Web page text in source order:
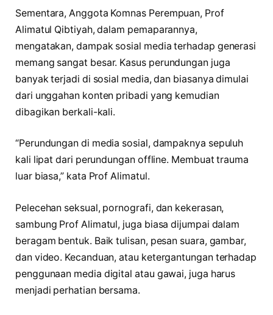
Sementara, Anggota Komnas Perempuan, Prof
Alimatul Qibtiyah, dalam pemaparannya,
mengatakan, dampak sosial media terhadap generasi
memang sangat besar. Kasus perundungan juga
banyak terjadi di sosial media, dan biasanya dimulai
dari unggahan konten pribadi yang kemudian
dibagikan berkali-kali.
“Perundungan di media sosial, dampaknya sepuluh
kali lipat dari perundungan offline. Membuat trauma
luar biasa,” kata Prof Alimatul.
Pelecehan seksual, pornografi, dan kekerasan,
sambung Prof Alimatul, juga biasa dijumpai dalam
beragam bentuk. Baik tulisan, pesan suara, gambar,
dan video. Kecanduan, atau ketergantungan terhadap
penggunaan media digital atau gawai, juga harus
menjadi perhatian bersama.